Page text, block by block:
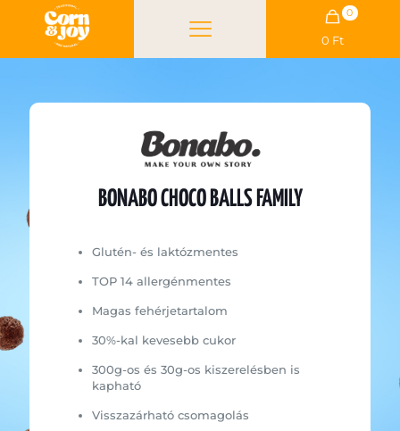
0
0 Ft
BONABO CHOCO BALLS FAMILY
Glutén- és laktózmentes
TOP 14 allergénmentes
Magas fehérjetartalom
30%-kal kevesebb cukor
300g-os és 30g-os kiszerelésben is
kapható
Visszazárható csomagolás